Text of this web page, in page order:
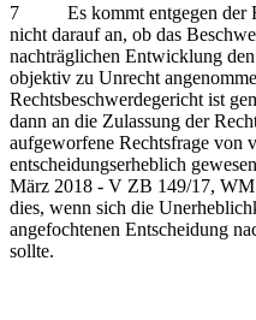
7 Es kommt entgegen der
nicht darauf an, ob das
nachträglichen Entwicklung
objektiv zu Unrecht
Rechtsbeschwerdegericht ist
dann an die Zulassung der
aufgeworfene Rechtsfrage von
entscheidungserheblich
März 2018 - V ZB 149/17,
dies, wenn sich die
angefochtenen Entscheidung
sollte.